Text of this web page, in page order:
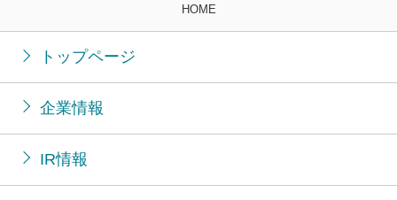
HOME
トップページ
企業情報
IR情報